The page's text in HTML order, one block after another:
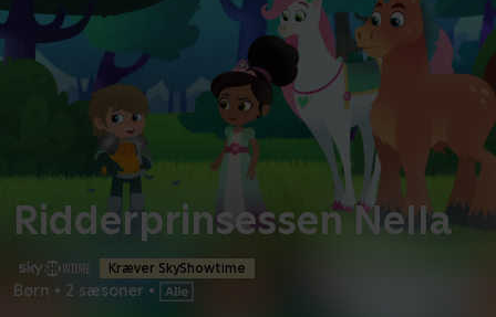
Ridderprinsessen Nella
Kræver SkyShowtime
Børn • 2 sæsoner •